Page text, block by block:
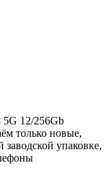
5G 12/256Gb
только новые,
упаковке,